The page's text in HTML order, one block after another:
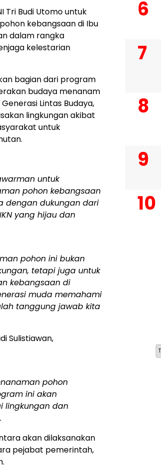
Tri Budi Utomo untuk
kebangsaan di Ibu
dalam rangka
kelestarian
bagian dari program
budaya menanam
Lintas Budaya,
lingkungan akibat
untuk
untuk
pohon kebangsaan
dengan dukungan dari
yang hijau dan
pohon ini bukan
tetapi juga untuk
kebangsaan di
muda memahami
tanggung jawab kita
Sulistiawan,
pohon
ini akan
lingkungan dan
akan dilaksanakan
pejabat pemerintah,